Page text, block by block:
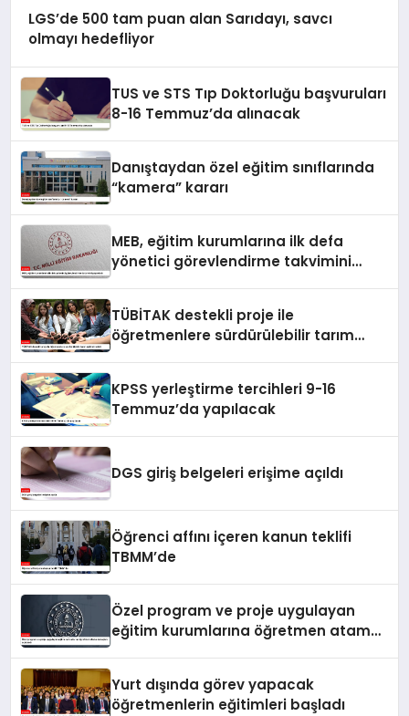
LGS’de 500 tam puan alan Sarıdayı, savcı
olmayı hedefliyor
TUS ve STS Tıp Doktorluğu başvuruları
8-16 Temmuz’da alınacak
Danıştaydan özel eğitim sınıflarında
“kamera” kararı
MEB, eğitim kurumlarına ilk defa
yönetici görevlendirme takvimini
TÜBİTAK destekli proje ile
öğretmenlere sürdürülebilir tarım
KPSS yerleştirme tercihleri 9-16
Temmuz’da yapılacak
DGS giriş belgeleri erişime açıldı
Öğrenci affını içeren kanun teklifi
TBMM’de
Özel program ve proje uygulayan
eğitim kurumlarına öğretmen atama
Yurt dışında görev yapacak
öğretmenlerin eğitimleri başladı